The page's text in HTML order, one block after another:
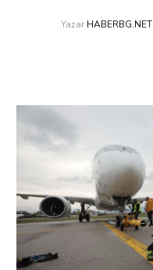
Yazar HABERBG.NET